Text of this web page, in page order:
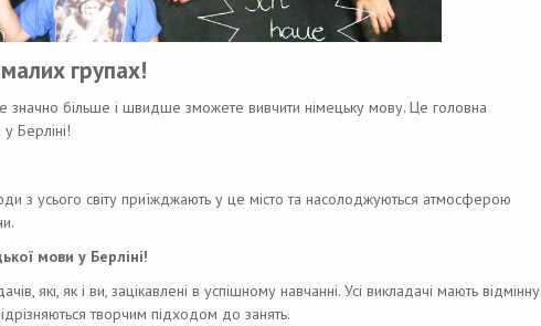
групах!
значно більше і швидше зможете вивчити німецьку мову. Це головна
Берліні!
з усього світу приїжджають у це місто та насолоджуються атмосферою
мови у Берліні!
які, як і ви, зацікавлені в успішному навчанні. Усі викладачі мають відмінну
творчим підходом до занять.